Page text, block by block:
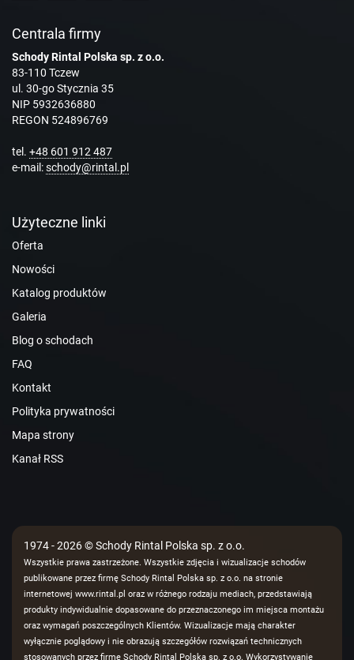
Centrala firmy
Schody Rintal Polska sp. z o.o.
83-110 Tczew
ul. 30-go Stycznia 35
NIP 5932636880
REGON 524896769
tel. +48 601 912 487
e-mail:schody@rintal.pl
Użyteczne linki
Oferta
Nowości
Katalog produktów
Galeria
Blog o schodach
FAQ
Kontakt
Polityka prywatności
Mapa strony
Kanał RSS
1974 - 2026 © Schody Rintal Polska sp. z o.o.
Wszystkie prawa zastrzeżone. Wszystkie zdjęcia i wizualizacje schodów
publikowane przez firmę Schody Rintal Polska sp. z o.o. na stronie
internetowej www.rintal.pl oraz w różnego rodzaju mediach, przedstawiają
produkty indywidualnie dopasowane do przeznaczonego im miejsca montażu
oraz wymagań poszczególnych Klientów. Wizualizacje mają charakter
wyłącznie poglądowy i nie obrazują szczegółów rozwiązań technicznych
stosowanych przez firmę Schody Rintal Polska sp. z o.o. Wykorzystywanie